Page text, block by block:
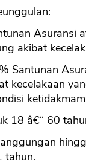
Asuransi
akibat
Santunan
kecelakaan
18 â€“ 60
tahun.